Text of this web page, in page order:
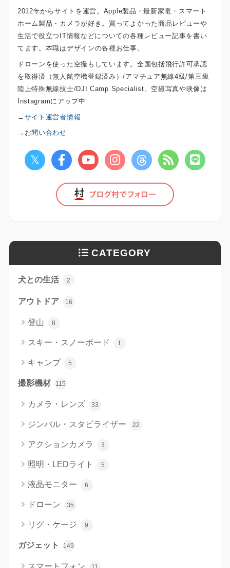
2012年からサイトを運営。Apple製品・最新家電・スマート
ホーム製品・カメラが好き。買ってよかった商品レビューや
生活で役立つIT情報などについての各種レビュー記事を書い
てます。本職はデザインの各種お仕事。
ドローンを使った空撮もしています。全国包括飛行許可承認
を取得済（無人航空機登録済み）/アマチュア無線4級/第三級
陸上特殊無線技士/DJI Camp Specialist。空撮写真や映像は
Instagramにアップ中
→ サイト運営者情報
→ お問い合わせ
CATEGORY
犬との生活 2
アウトドア 16
登山 8
スキー・スノーボード 1
キャンプ 5
撮影機材 115
カメラ・レンズ 33
ジンバル・スタビライザー 22
アクションカメラ 3
照明・LEDライト 5
液晶モニター 6
ドローン 35
リグ・ケージ 9
ガジェット 149